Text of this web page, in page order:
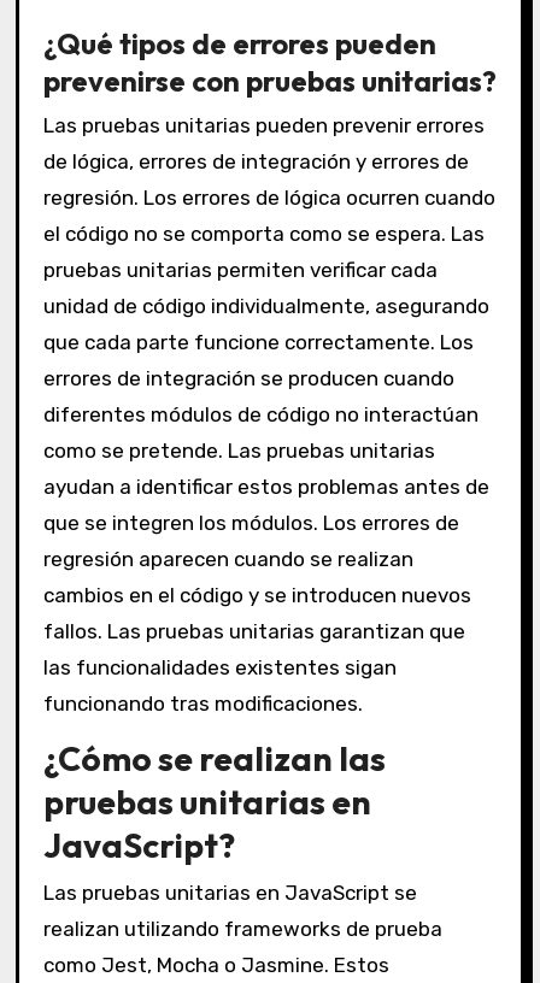
¿Qué tipos de errores pueden
prevenirse con pruebas unitarias?
Las pruebas unitarias pueden prevenir errores
de lógica, errores de integración y errores de
regresión. Los errores de lógica ocurren cuando
el código no se comporta como se espera. Las
pruebas unitarias permiten verificar cada
unidad de código individualmente, asegurando
que cada parte funcione correctamente. Los
errores de integración se producen cuando
diferentes módulos de código no interactúan
como se pretende. Las pruebas unitarias
ayudan a identificar estos problemas antes de
que se integren los módulos. Los errores de
regresión aparecen cuando se realizan
cambios en el código y se introducen nuevos
fallos. Las pruebas unitarias garantizan que
las funcionalidades existentes sigan
funcionando tras modificaciones.
¿Cómo se realizan las
pruebas unitarias en
JavaScript?
Las pruebas unitarias en JavaScript se
realizan utilizando frameworks de prueba
como Jest, Mocha o Jasmine. Estos